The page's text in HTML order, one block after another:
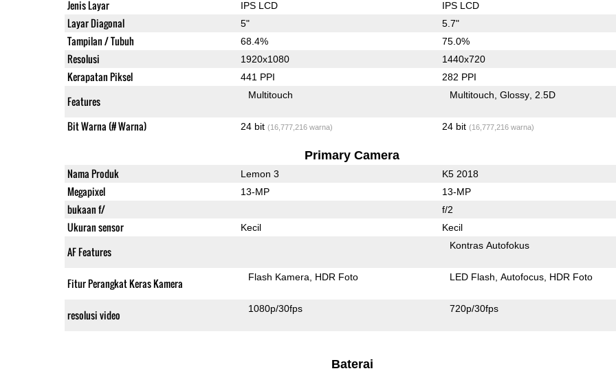
Jenis Layar IPS LCD IPS LCD
Layar Diagonal 5" 5.7"
Tampilan / Tubuh 68.4% 75.0%
Resolusi 1920x1080 1440x720
Kerapatan Piksel 441 PPI 282 PPI
Features Multitouch Multitouch Glossy 2.5D
Bit Warna (# Warna) 24 bit (16,777,216 warna) 24 bit (16,777,216 warna)
Primary Camera
Nama Produk Lemon 3 K5 2018
Megapixel 13-MP 13-MP
bukaan f/ f/2
Ukuran sensor Kecil Kecil
AF Features Kontras Autofokus
Fitur Perangkat Keras Kamera Flash Kamera HDR Foto LED Flash Autofocus HDR Foto
resolusi video 1080p/30fps 720p/30fps
Baterai